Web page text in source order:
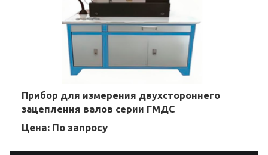
Прибор для измерения двухстороннего
зацепления валов серии ГМДС
Цена: По запросу